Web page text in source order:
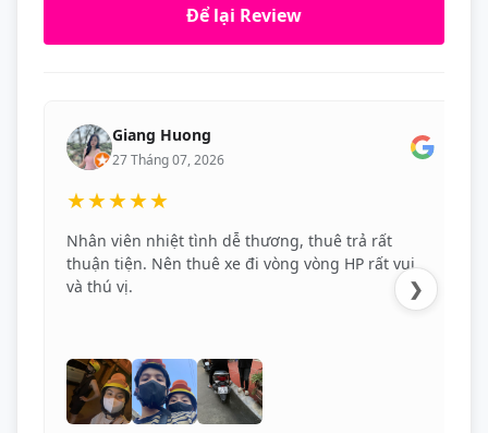
Để lại Review
Giang Huong
27 Tháng 07, 2026
★★★★★
Nhân viên nhiệt tình dễ thương, thuê trả rất
thuận tiện. Nên thuê xe đi vòng vòng HP rất vui
và thú vị.
❯